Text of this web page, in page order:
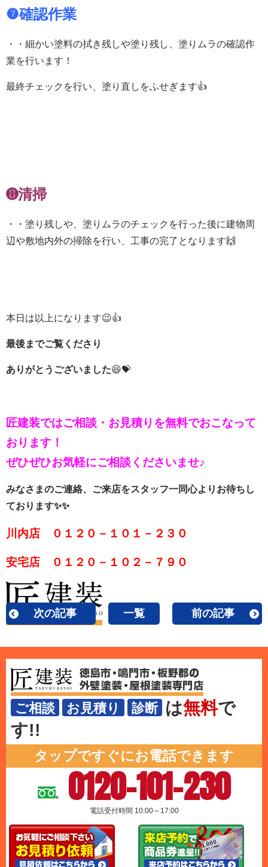
❼確認作業
・・細かい塗料の拭き残しや塗り残し、塗りムラの確認作
業を行います！
最終チェックを行い、塗り直しをふせぎます👍
➑清掃
・・塗り残しや、塗りムラのチェックを行った後に建物周
辺や敷地内外の掃除を行い、工事の完了となります🙌
本日は以上になります😉👍
最後までご覧くださり
ありがとうございました😆💝
匠建装ではご相談・お見積りを無料でおこなって
おります！
ぜひぜひお気軽にご相談くださいませ♪
みなさまのご連絡、ご来店をスタッフ一同心よりお待ちし
ております✨✨
川内店 ０１２０－１０１－２３０
安宅店 ０１２０－１０２－７９０
次の記事 一覧 前の記事
ご相談 お見積り 診断 は無料で
す!!
タップですぐにお電話できます
0120-101-230
電話受付時間 10:00～17:00